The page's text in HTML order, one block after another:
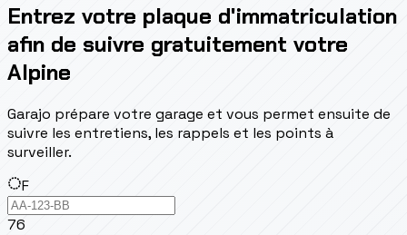
Entrez votre plaque d'immatriculation
afin de suivre gratuitement votre
Alpine
Garajo prépare votre garage et vous permet ensuite de
suivre les entretiens, les rappels et les points à
surveiller.
F
76